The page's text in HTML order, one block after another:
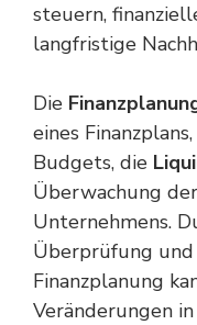
steuern,
langfristige
Die
eines
Budgets, die
Überwachung
Unternehmens.
Überprüfung
Finanzplanung
Veränderungen